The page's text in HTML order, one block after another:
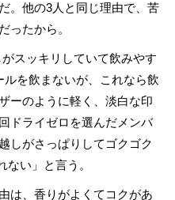
。他の3人と同じ理由で、苦
ったから。
スッキリしていて飲みやす
を飲まないが、これなら飲
ーのように軽く、淡白な印
ドライゼロを選んだメンバ
しがさっぱりしてゴクゴク
い」と言う。
は、香りがよくてコクがあ